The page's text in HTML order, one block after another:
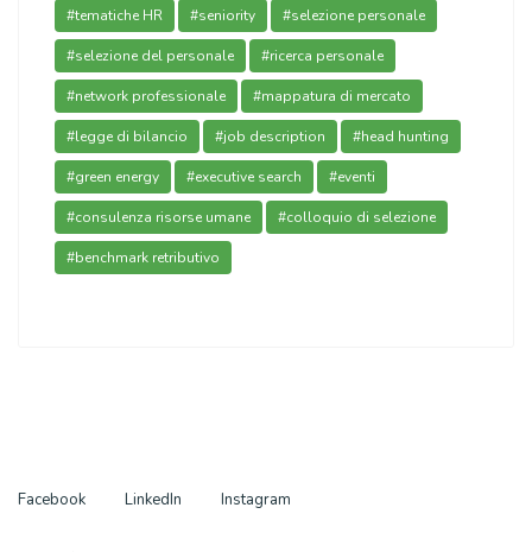
#tematiche HR #seniority #selezione personale
#selezione del personale #ricerca personale
#network professionale #mappatura di mercato
#legge di bilancio #job description #head hunting
#green energy #executive search #eventi
#consulenza risorse umane #colloquio di selezione
#benchmark retributivo
Facebook LinkedIn Instagram